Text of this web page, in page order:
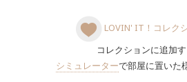
LOVIN' IT！コレク
コレクションに追加す
シミュレーターで部屋に置いた